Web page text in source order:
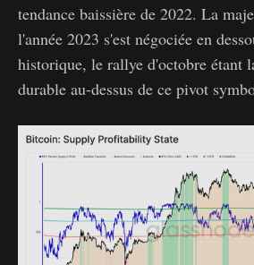
tendance baissière de 2022. La
l'année 2023 s'est négociée en
historique, le rallye d'octobre étant
durable au-dessus de ce pivot